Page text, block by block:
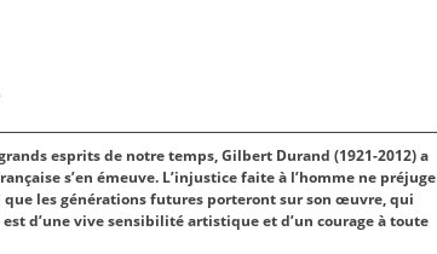
esprits de notre temps, Gilbert Durand (1921-2012) a
s’en émeuve. L’injustice faite à l’homme ne préjuge
les générations futures porteront sur son œuvre, qui
d’une vive sensibilité artistique et d’un courage à toute